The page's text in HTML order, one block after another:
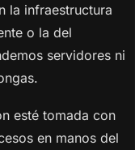
la infraestructura
o la del
servidores ni
esté tomada con
en manos del